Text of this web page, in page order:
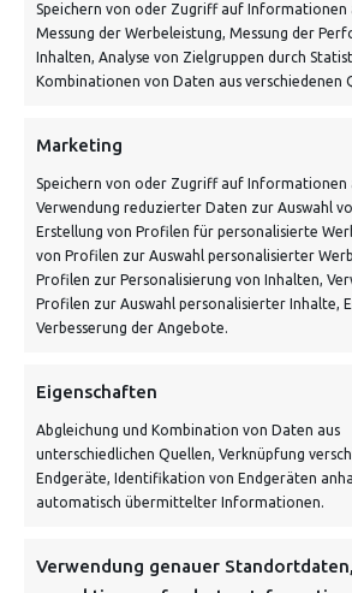
Speichern von oder Zugriff auf Informationen
Messung der Werbeleistung, Messung der
Inhalten, Analyse von Zielgruppen durch
Kombinationen von Daten aus verschiedenen
Marketing
Speichern von oder Zugriff auf Informationen
Verwendung reduzierter Daten zur Auswahl
Erstellung von Profilen für personalisierte
von Profilen zur Auswahl personalisierter
Profilen zur Personalisierung von Inhalten,
Profilen zur Auswahl personalisierter Inhalte,
Verbesserung der Angebote.
Eigenschaften
Abgleichung und Kombination von Daten aus
unterschiedlichen Quellen, Verknüpfung
Endgeräte, Identifikation von Endgeräten
automatisch übermittelter Informationen.
Verwendung genauer
info@vontiling.de
VERSANDKOSTENHINWEIS:
NEWSLETTER